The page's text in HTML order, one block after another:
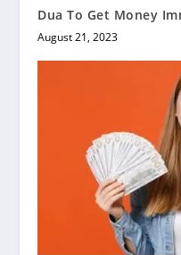
Dua To Get Money
August 21, 2023